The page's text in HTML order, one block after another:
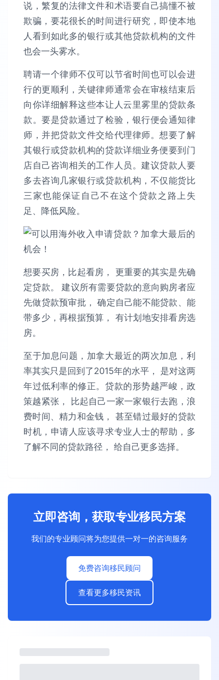
说，繁复的法律文件和术语要自己搞懂不被
欺骗，要花很长的时间进行研究，即使本地
人看到如此多的银行或其他贷款机构的文件
也会一头雾水。
聘请一个律师不仅可以节省时间也可以会进
行的更顺利，关键律师通常会在审核结束后
向你详细解释这些本让人云里雾里的贷款条
款。要是贷款通过了检验，银行便会通知律
师，并把贷款文件交给代理律师。想要了解
其银行或贷款机构的贷款详细业务便要到门
店自己咨询相关的工作人员。建议贷款人要
多去咨询几家银行或贷款机构，不仅能货比
三家也能保证自己不在这个贷款之路上失
足、降低风险。
想要买房，比起看房， 更重要的其实是先确
定贷款。 建议所有需要贷款的意向购房者应
先做贷款预审批， 确定自己能不能贷款、能
带多少，再根据预算， 有计划地安排看房选
房。
至于加息问题，加拿大最近的两次加息，利
率其实只是回到了2015年的水平， 是对这两
年过低利率的修正。贷款的形势越严峻，政
策越紧张， 比起自己一家一家银行去跑，浪
费时间、精力和金钱， 甚至错过最好的贷款
时机，申请人应该寻求专业人士的帮助，多
了解不同的贷款路径， 给自己更多选择。
立即咨询，获取专业移民方案
我们的专业顾问将为您提供一对一的咨询服务
免费咨询移民顾问
查看更多移民资讯